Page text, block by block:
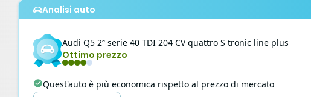
Analisi auto
Audi Q5 2ª serie 40 TDI 204 CV quattro S tronic line plus
Ottimo prezzo
Quest'auto è più economica rispetto al prezzo di mercato